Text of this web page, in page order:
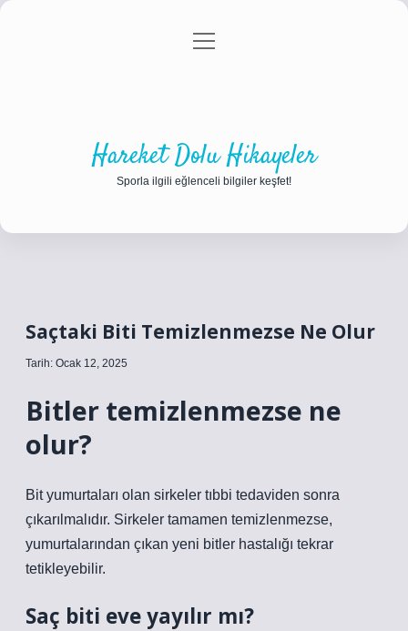
Gizlilik Politikası
menüyü
Hareket Dolu Hikayeler
Sporla ilgili eğlenceli bilgiler keşfet!
Saçtaki Biti Temizlenmezse Ne Olur
Tarih: Ocak 12, 2025
Bitler temizlenmezse ne
olur?
Bit yumurtaları olan sirkeler tıbbi tedaviden sonra
çıkarılmalıdır. Sirkeler tamamen temizlenmezse,
yumurtalarından çıkan yeni bitler hastalığı tekrar
tetikleyebilir.
Saç biti eve yayılır mı?